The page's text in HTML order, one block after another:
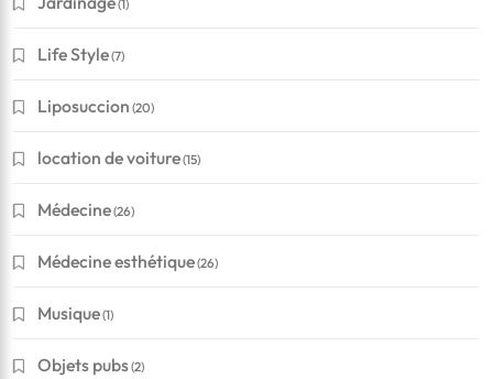
(1)
Life Style(7)
Liposuccion (20)
location de voiture(15)
Médecine(26)
Médecine esthétique(26)
Musique(1)
Objets pubs(2)